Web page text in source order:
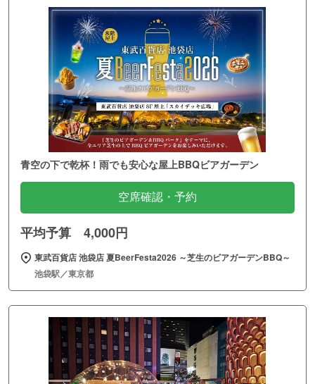
青空の下で乾杯！雨でも安心な屋上BBQビアガーデン
空席確認・予約
平均予算 4,000円
東武百貨店 池袋店 夏BeerFesta2026 ～芝生のビアガーデンBBQ～
池袋駅／東京都